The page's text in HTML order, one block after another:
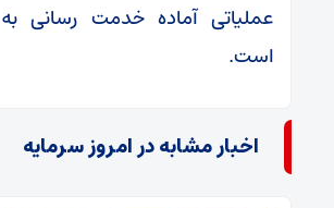
عملیاتی آماده خدمت رسانی
است.
اخبار مشابه در امروز سرمایه